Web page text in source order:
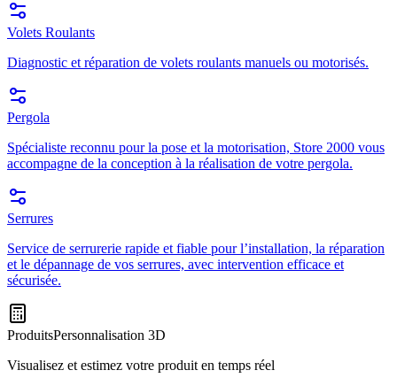
Volets Roulants
Diagnostic et réparation de volets roulants manuels ou motorisés.
Pergola
Spécialiste reconnu pour la pose et la motorisation, Store 2000 vous
accompagne de la conception à la réalisation de votre pergola.
Serrures
Service de serrurerie rapide et fiable pour l’installation, la réparation
et le dépannage de vos serrures, avec intervention efficace et
sécurisée.
ProduitsPersonnalisation 3D
Visualisez et estimez votre produit en temps réel